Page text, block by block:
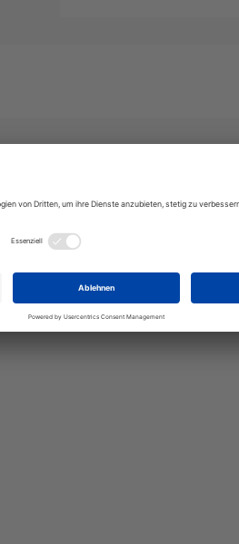
Schild mit unserem Konfigurator
schnell und